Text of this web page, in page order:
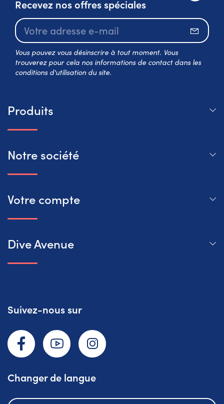
Recevez nos offres spéciales
Vous pouvez vous désinscrire à tout moment. Vous
trouverez pour cela nos informations de contact dans les
conditions d'utilisation du site.
Produits
Notre société
Votre compte
Dive Avenue
Suivez-nous sur
Changer de langue